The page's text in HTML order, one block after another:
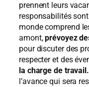
prennent leurs
responsabilités
monde comprend
amont,prévoyez
pour discuter des
respecter et des
la charge de travail.
l’avance qui sera